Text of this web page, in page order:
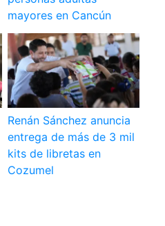
mayores en Cancún
Renán Sánchez anuncia
entrega de más de 3 mil
kits de libretas en
Cozumel